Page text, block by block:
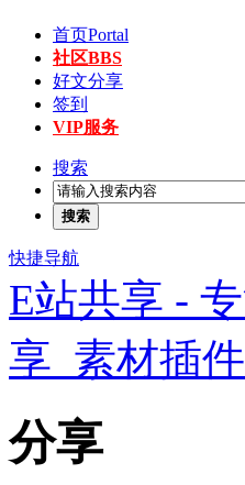
首页Portal
社区BBS
好文分享
签到
VIP服务
搜索
搜索
快捷导航
E站共享 -
享_素材插
分享